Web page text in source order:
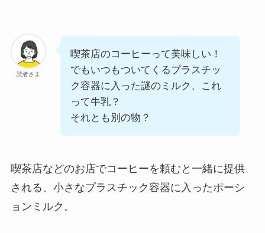
読者さま
喫茶店のコーヒーって美味しい！
でもいつもついてくるプラスチッ
ク容器に入った謎のミルク、これ
って牛乳？
それとも別の物？
喫茶店などのお店でコーヒーを頼むと一緒に提供
される、小さなプラスチック容器に入ったポーシ
ョンミルク。